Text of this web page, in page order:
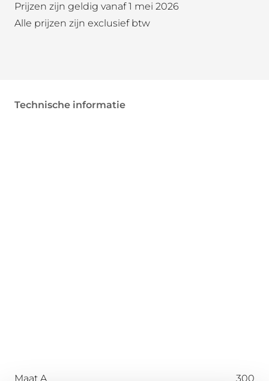
Prijzen zijn geldig vanaf 1 mei 2026
Alle prijzen zijn exclusief btw
Technische informatie
Maat A 300